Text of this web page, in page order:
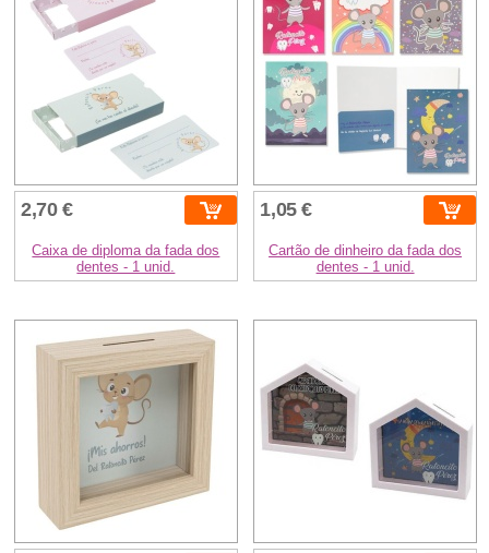
2,70 €
Caixa de diploma da fada dos
dentes - 1 unid.
1,05 €
Cartão de dinheiro da fada dos
dentes - 1 unid.